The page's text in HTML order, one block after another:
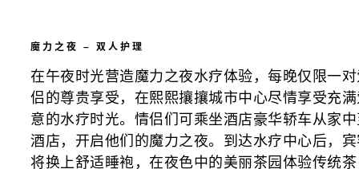
魔力之夜 – 双人护理
在午夜时光营造魔力之夜水疗体验，每晚仅限一
侣的尊贵享受，在熙熙攘攘城市中心尽情享受充
意的水疗时光。情侣们可乘坐酒店豪华轿车从家
酒店，开启他们的魔力之夜。到达水疗中心后，
将换上舒适睡袍，在夜色中的美丽茶园体验传统茶